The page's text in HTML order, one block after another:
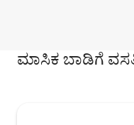
ಮಾಸಿಕ ಬಾಡಿಗೆ